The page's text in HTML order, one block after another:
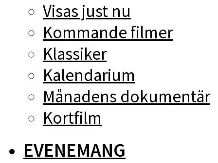
Visas just nu
Kommande filmer
Klassiker
Kalendarium
Månadens dokumentär
Kortfilm
EVENEMANG